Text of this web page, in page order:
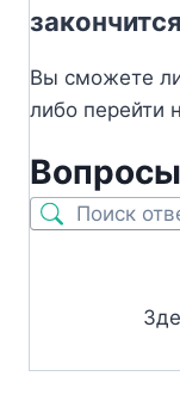
Вы сможете
либо перейти